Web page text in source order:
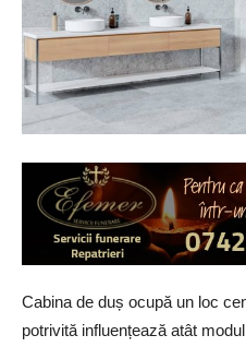
Cabina de duș ocupă un loc
potrivită influențează atât